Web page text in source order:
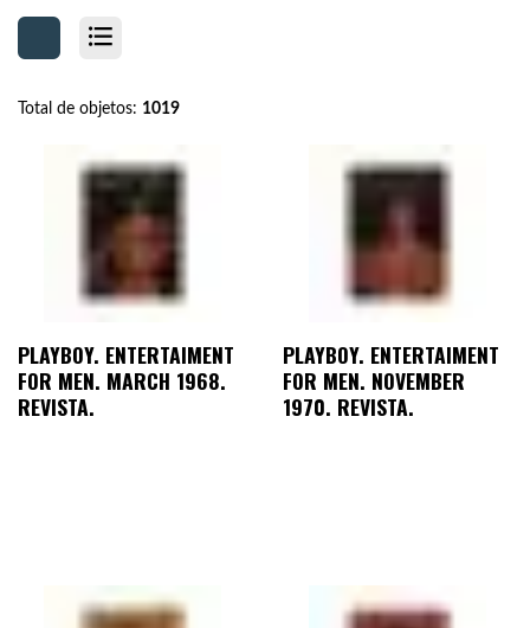
Total de objetos: 1019
PLAYBOY. ENTERTAIMENT
FOR MEN. MARCH 1968.
REVISTA.
PLAYBOY. ENTERTAIMENT
FOR MEN. NOVEMBER
1970. REVISTA.